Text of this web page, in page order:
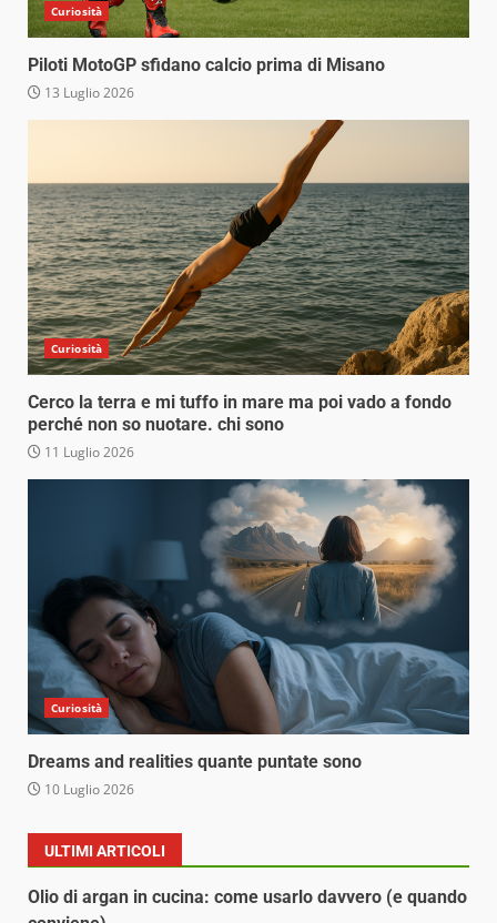
Curiosità
Piloti MotoGP sfidano calcio prima di Misano
13 Luglio 2026
Curiosità
Cerco la terra e mi tuffo in mare ma poi vado a fondo
perché non so nuotare. chi sono
11 Luglio 2026
Curiosità
Dreams and realities quante puntate sono
10 Luglio 2026
ULTIMI ARTICOLI
Olio di argan in cucina: come usarlo davvero (e quando